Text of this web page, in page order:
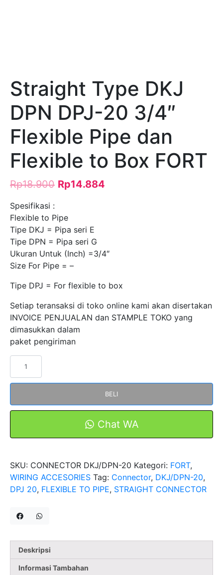
Straight Type DKJ
DPN DPJ-20 3/4″
Flexible Pipe dan
Flexible to Box FORT
Rp18.900 Rp14.884
Spesifikasi :
Flexible to Pipe
Tipe DKJ = Pipa seri E
Tipe DPN = Pipa seri G
Ukuran Untuk (Inch) =3/4″
Size For Pipe = –
Tipe DPJ = For flexible to box
Setiap teransaksi di toko online kami akan disertakan
INVOICE PENJUALAN dan STAMPLE TOKO yang
dimasukkan dalam
paket pengiriman
Type
DPN
Pipe
dan
Flexible
Box
BELI
Chat WA
SKU: CONNECTOR DKJ/DPN-20 Kategori: FORT,
WIRING ACCESORIES Tag: Connector, DKJ/DPN-20,
DPJ 20, FLEXIBLE TO PIPE, STRAIGHT CONNECTOR
Deskripsi
Informasi Tambahan